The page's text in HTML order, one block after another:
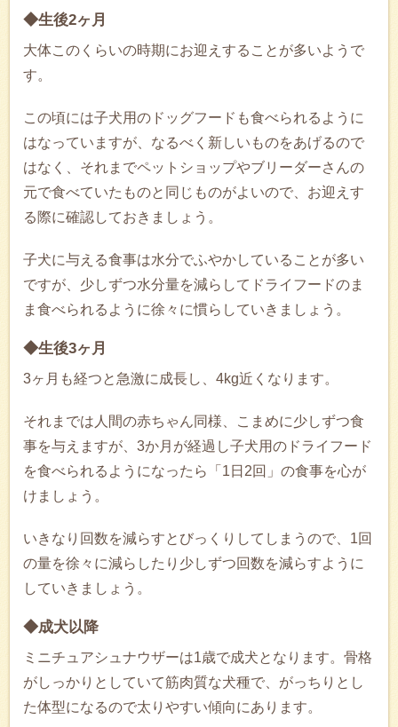
◆生後2ヶ月
大体このくらいの時期にお迎えすることが多いようで
す。
この頃には子犬用のドッグフードも食べられるように
はなっていますが、なるべく新しいものをあげるので
はなく、それまでペットショップやブリーダーさんの
元で食べていたものと同じものがよいので、お迎えす
る際に確認しておきましょう。
子犬に与える食事は水分でふやかしていることが多い
ですが、少しずつ水分量を減らしてドライフードのま
ま食べられるように徐々に慣らしていきましょう。
◆生後3ヶ月
3ヶ月も経つと急激に成長し、4kg近くなります。
それまでは人間の赤ちゃん同様、こまめに少しずつ食
事を与えますが、3か月が経過し子犬用のドライフード
を食べられるようになったら「1日2回」の食事を心が
けましょう。
いきなり回数を減らすとびっくりしてしまうので、1回
の量を徐々に減らしたり少しずつ回数を減らすように
していきましょう。
◆成犬以降
ミニチュアシュナウザーは1歳で成犬となります。骨格
がしっかりとしていて筋肉質な犬種で、がっちりとし
た体型になるので太りやすい傾向にあります。